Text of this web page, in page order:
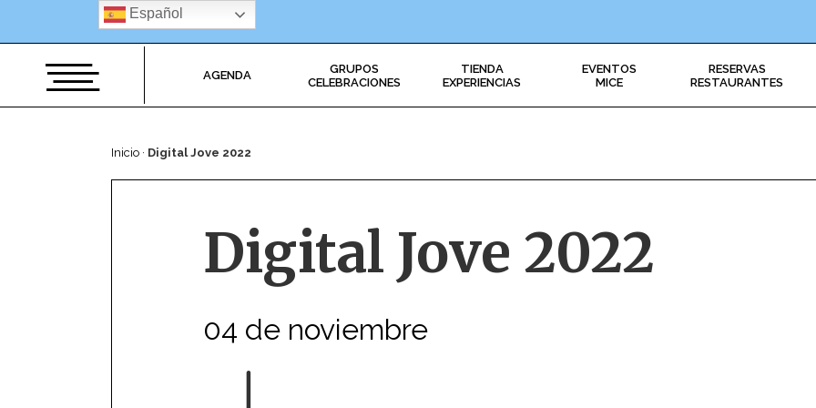
AGENDA
GRUPOS
CELEBRACIONES
TIENDA
EXPERIENCIAS
EVENTOS
MICE
RESERVAS
RESTAURANTES
Inicio · Digital Jove 2022
Digital Jove 2022
04 de noviembre
Español